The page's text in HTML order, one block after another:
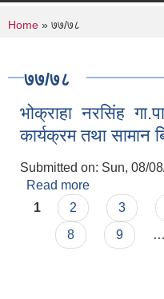
You are here
Home » ७७/७८
७७/७८
भोक्राहा नरसिंह
कार्यक्रम तथा सामान
Submitted on: Sun, 08/
Read more
कार्यक्रम तथा
Pages
1 2 3
8
9 …